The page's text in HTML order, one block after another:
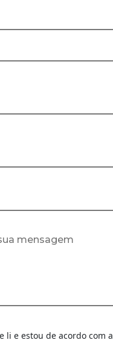
li e estou de acordo com a